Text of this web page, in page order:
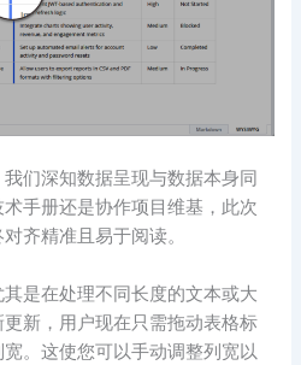
我们深知数据呈现与数据本身同
手册还是协作项目维基，此次
齐精准且易于阅读。
是在处理不同长度的文本或大
新，用户现在只需拖动表格标
。这使您可以手动调整列宽以